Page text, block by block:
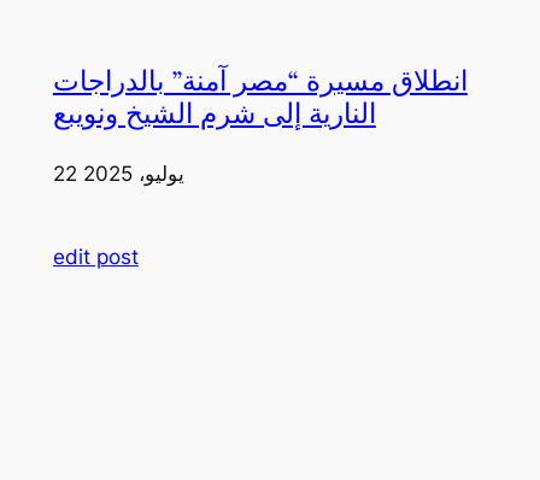
انطلاق مسيرة “مصر آمنة” بالدراجات
النارية إلى شرم الشيخ ونويبع
22 يوليو، 2025
edit post